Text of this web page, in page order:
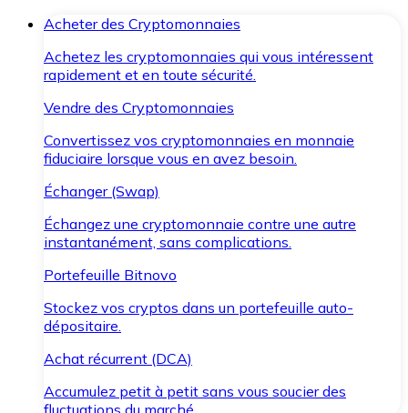
Acheter des Cryptomonnaies
Achetez les cryptomonnaies qui vous intéressent
rapidement et en toute sécurité.
Vendre des Cryptomonnaies
Convertissez vos cryptomonnaies en monnaie
fiduciaire lorsque vous en avez besoin.
Échanger (Swap)
Échangez une cryptomonnaie contre une autre
instantanément, sans complications.
Portefeuille Bitnovo
Stockez vos cryptos dans un portefeuille auto-
dépositaire.
Achat récurrent (DCA)
Accumulez petit à petit sans vous soucier des
fluctuations du marché.